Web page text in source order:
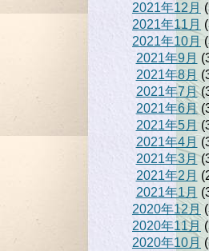
2021年12月
2021年11月
2021年10月
2021年9月
2021年8月
2021年7月
2021年6月
2021年5月
2021年4月
2021年3月
2021年2月
2021年1月
2020年12月
2020年11月
2020年10月